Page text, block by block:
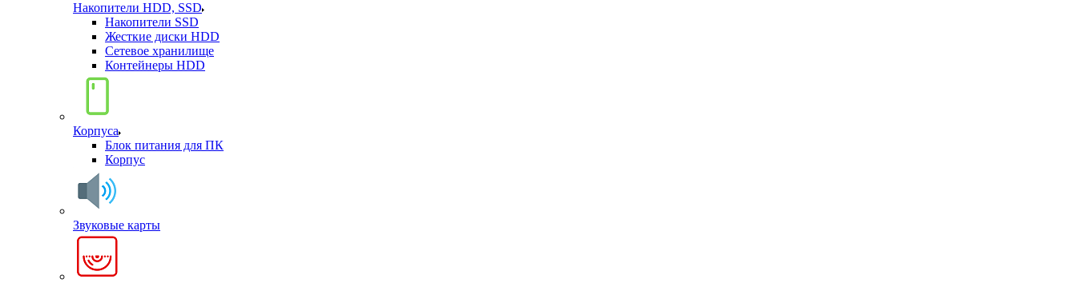
Накопители HDD, SSD
Накопители SSD
Жесткие диски HDD
Сетевое хранилище
Контейнеры HDD
Корпуса
Блок питания для ПК
Корпус
Звуковые карты